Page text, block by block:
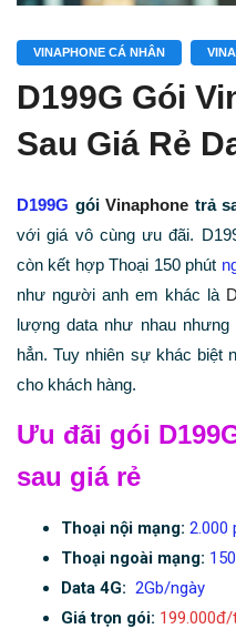
VINAPHONE CÁ NHÂN
D199G Gói
Sau Giá Rẻ
D199G gói Vinaphone trả
với giá vô cùng ưu đãi.
còn kết hợp Thoại 150 phút
như người anh em khác là
lượng data như nhau
hẳn. Tuy nhiên sự khác biệt
cho khách hàng.
Ưu đãi gói
sau giá rẻ
Thoại nội mạng: 2.000
Thoại ngoài mạng:
Data 4G: 2Gb/ngày
Giá trọn gói: